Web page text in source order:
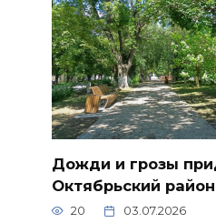
Дожди и грозы
Октябрьский
20 03.07.2026